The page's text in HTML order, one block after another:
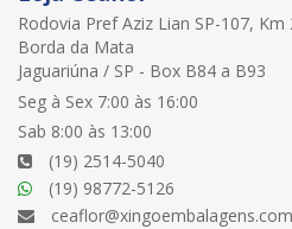
Rodovia Pref Aziz Lian SP-107, Km
Borda da Mata
Jaguariúna / SP - Box B84 a B93
Seg à Sex 7:00 às 16:00
Sab 8:00 às 13:00
(19) 2514-5040
(19) 98772-5126